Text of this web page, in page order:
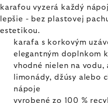
karafou vyzerá každý
lepšie - bez plastovej
estetikou.
karafa s korkovým
elegantným doplnkom
vhodné nielen na vodu,
limonády, džúsy alebo
nápoje
vyrobené zo 100 %